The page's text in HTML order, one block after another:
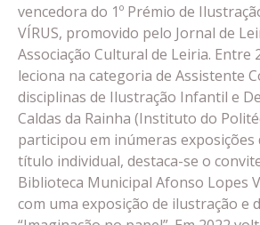
vencedora do 1º Prémio de
VÍRUS, promovido pelo Jornal de
Associação Cultural de Leiria. Entre
leciona na categoria de Assistente
disciplinas de Ilustração Infantil e
Caldas da Rainha (Instituto do
participou em inúmeras exposições
título individual, destaca-se o
Biblioteca Municipal Afonso Lopes
com uma exposição de ilustração e